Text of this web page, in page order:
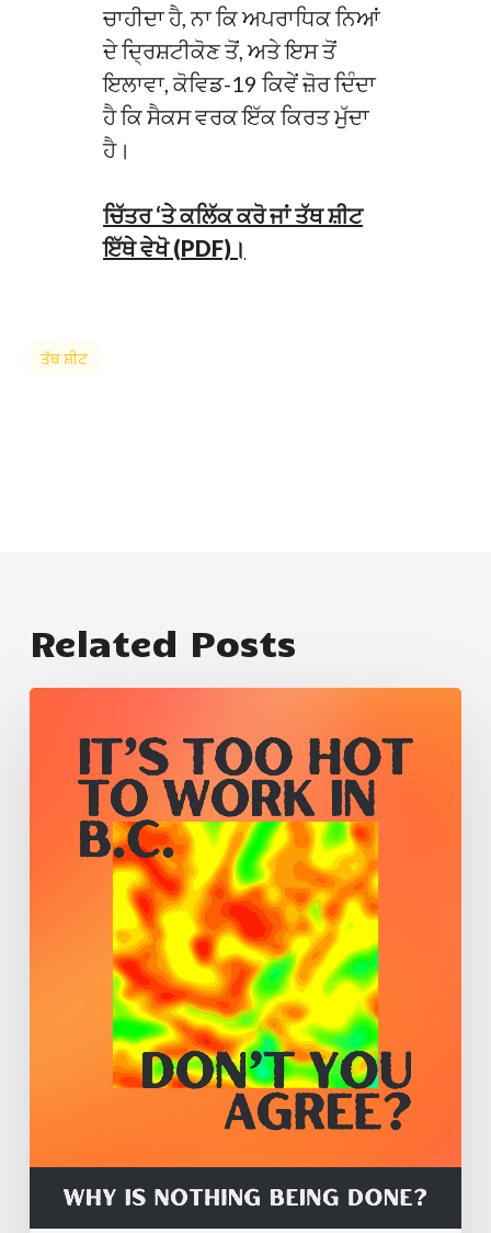
ਚਾਹੀਦਾ ਹੈ, ਨਾ ਕਿ ਅਪਰਾਧਿਕ ਨਿਆਂ
ਦੇ ਦ੍ਰਿਸ਼ਟੀਕੋਣ ਤੋਂ, ਅਤੇ ਇਸ ਤੋਂ
ਇਲਾਵਾ, ਕੋਵਿਡ-19 ਕਿਵੇਂ ਜ਼ੋਰ ਦਿੰਦਾ
ਹੈ ਕਿ ਸੈਕਸ ਵਰਕ ਇੱਕ ਕਿਰਤ ਮੁੱਦਾ
ਹੈ।
ਚਿੱਤਰ ‘ਤੇ ਕਲਿੱਕ ਕਰੋ ਜਾਂ ਤੱਥ ਸ਼ੀਟ
ਇੱਥੇ ਵੇਖੋ (PDF)।
ਤੱਥ ਸ਼ੀਟ
Related Posts